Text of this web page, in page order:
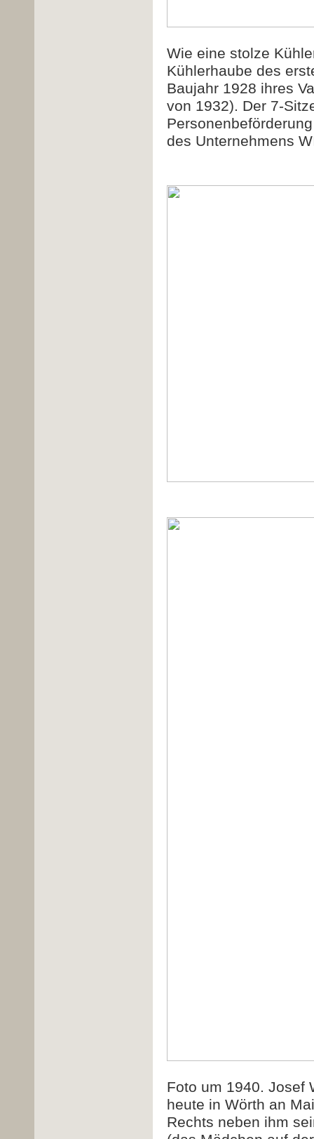
Wie eine stolze
Kühlerhaube des
Baujahr 1928 ihres
von 1932). Der 7-
des Unternehmens
Foto um 1940. Josef
heute in Wörth an
Rechts neben ihm